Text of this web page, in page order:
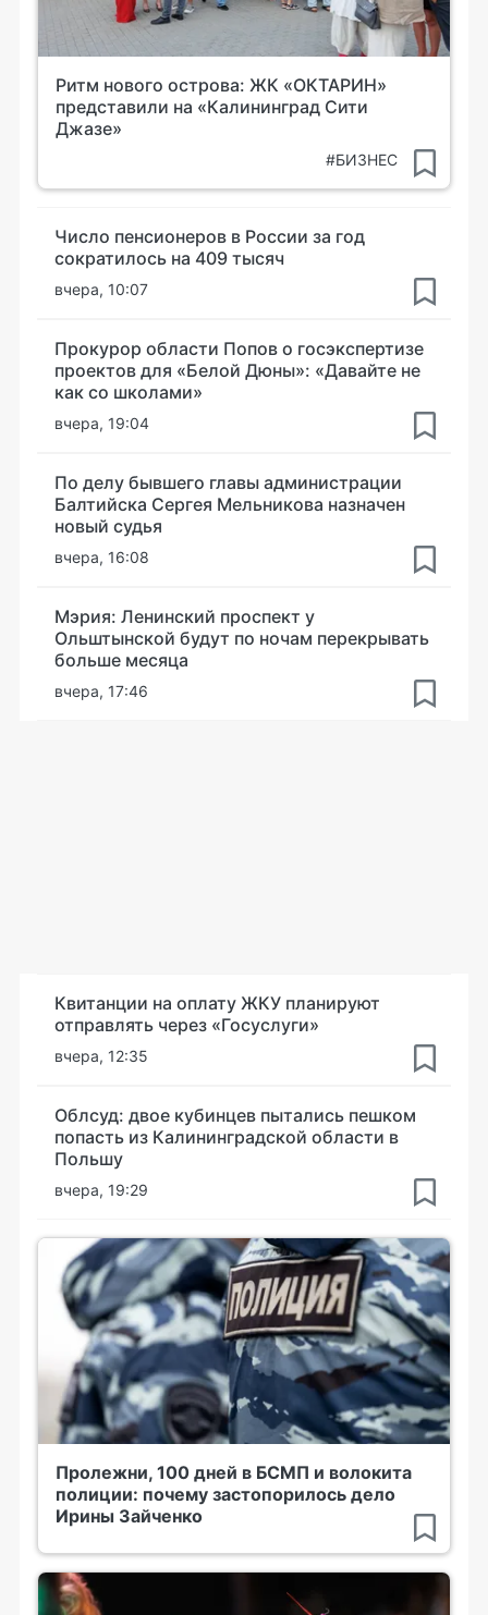
Ритм нового острова: ЖК «ОКТАРИН»
представили на «Калининград Сити
Джазе»
#БИЗНЕС
Число пенсионеров в России за год
сократилось на 409 тысяч
вчера, 10:07
Прокурор области Попов о госэкспертизе
проектов для «Белой Дюны»: «Давайте не
как со школами»
вчера, 19:04
По делу бывшего главы администрации
Балтийска Сергея Мельникова назначен
новый судья
вчера, 16:08
Мэрия: Ленинский проспект у
Ольштынской будут по ночам перекрывать
больше месяца
вчера, 17:46
Квитанции на оплату ЖКУ планируют
отправлять через «Госуслуги»
вчера, 12:35
Облсуд: двое кубинцев пытались пешком
попасть из Калининградской области в
Польшу
вчера, 19:29
Пролежни, 100 дней в БСМП и волокита
полиции: почему застопорилось дело
Ирины Зайченко